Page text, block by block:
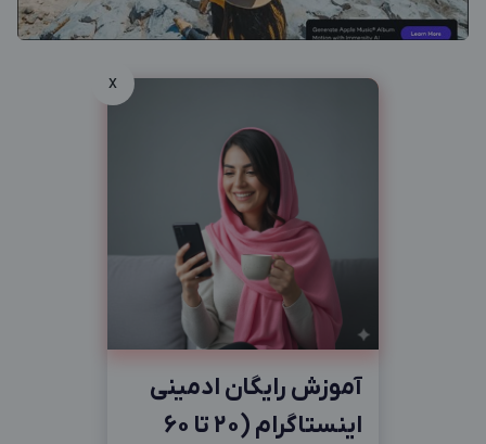
x
آموزش رایگان ادمینی
اینستاگرام (20 تا 60